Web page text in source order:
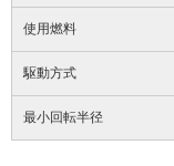
使用燃料
駆動方式
最小回転半径